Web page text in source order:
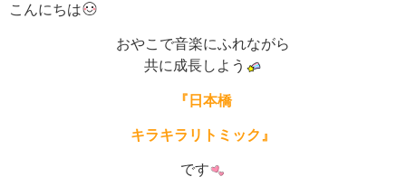
こんにちは
おやこで音楽にふれながら
共に成長しよう
『日本橋
キラキラリトミック』
です